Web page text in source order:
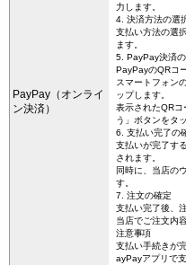
PayPay（オンライ
ン決済）
力します。
4. 決済方法の選
支払い方法の選
ます。
5. PayPay決済の
PayPayのQRコ
スマートフォン
ップします。
表示されたQR
う」ボタンをタ
6. 支払い完了の
支払いが完了す
されます。
同時に、当店の
す。
7. 注文の確定
支払い完了後、
当店でご注文内
注意事項
支払い手続きが
ayPayアプリで